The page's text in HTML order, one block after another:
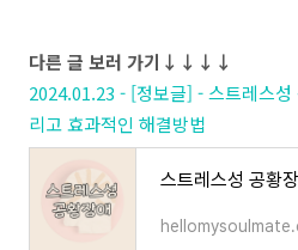
다른 글 보러 가기↓↓↓↓
2024.01.23 - [정보글] - 스트레스
리고 효과적인 해결방법